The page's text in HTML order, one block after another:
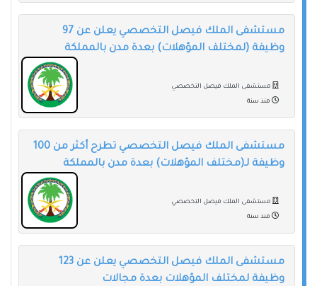
مستشفى الملك فيصل التخصصي يعلن عن 97
وظيفة (لمختلف المؤهلات) بعدة مدن بالمملكة
مستشفى الملك فيصل التخصصي
منذ سنة
مستشفى الملك فيصل التخصصي تطرح أكثر من 100
وظيفة لـ(مختلف المؤهلات) بعدة مدن بالمملكة
مستشفى الملك فيصل التخصصي
منذ سنة
مستشفى الملك فيصل التخصصي يعلن عن 123
وظيفة لمختلف المؤهلات بعدة مجالات